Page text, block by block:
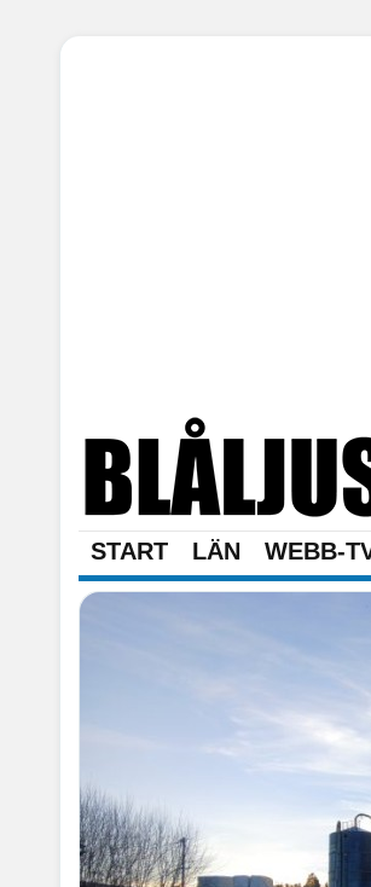
START LÄN WEBB-